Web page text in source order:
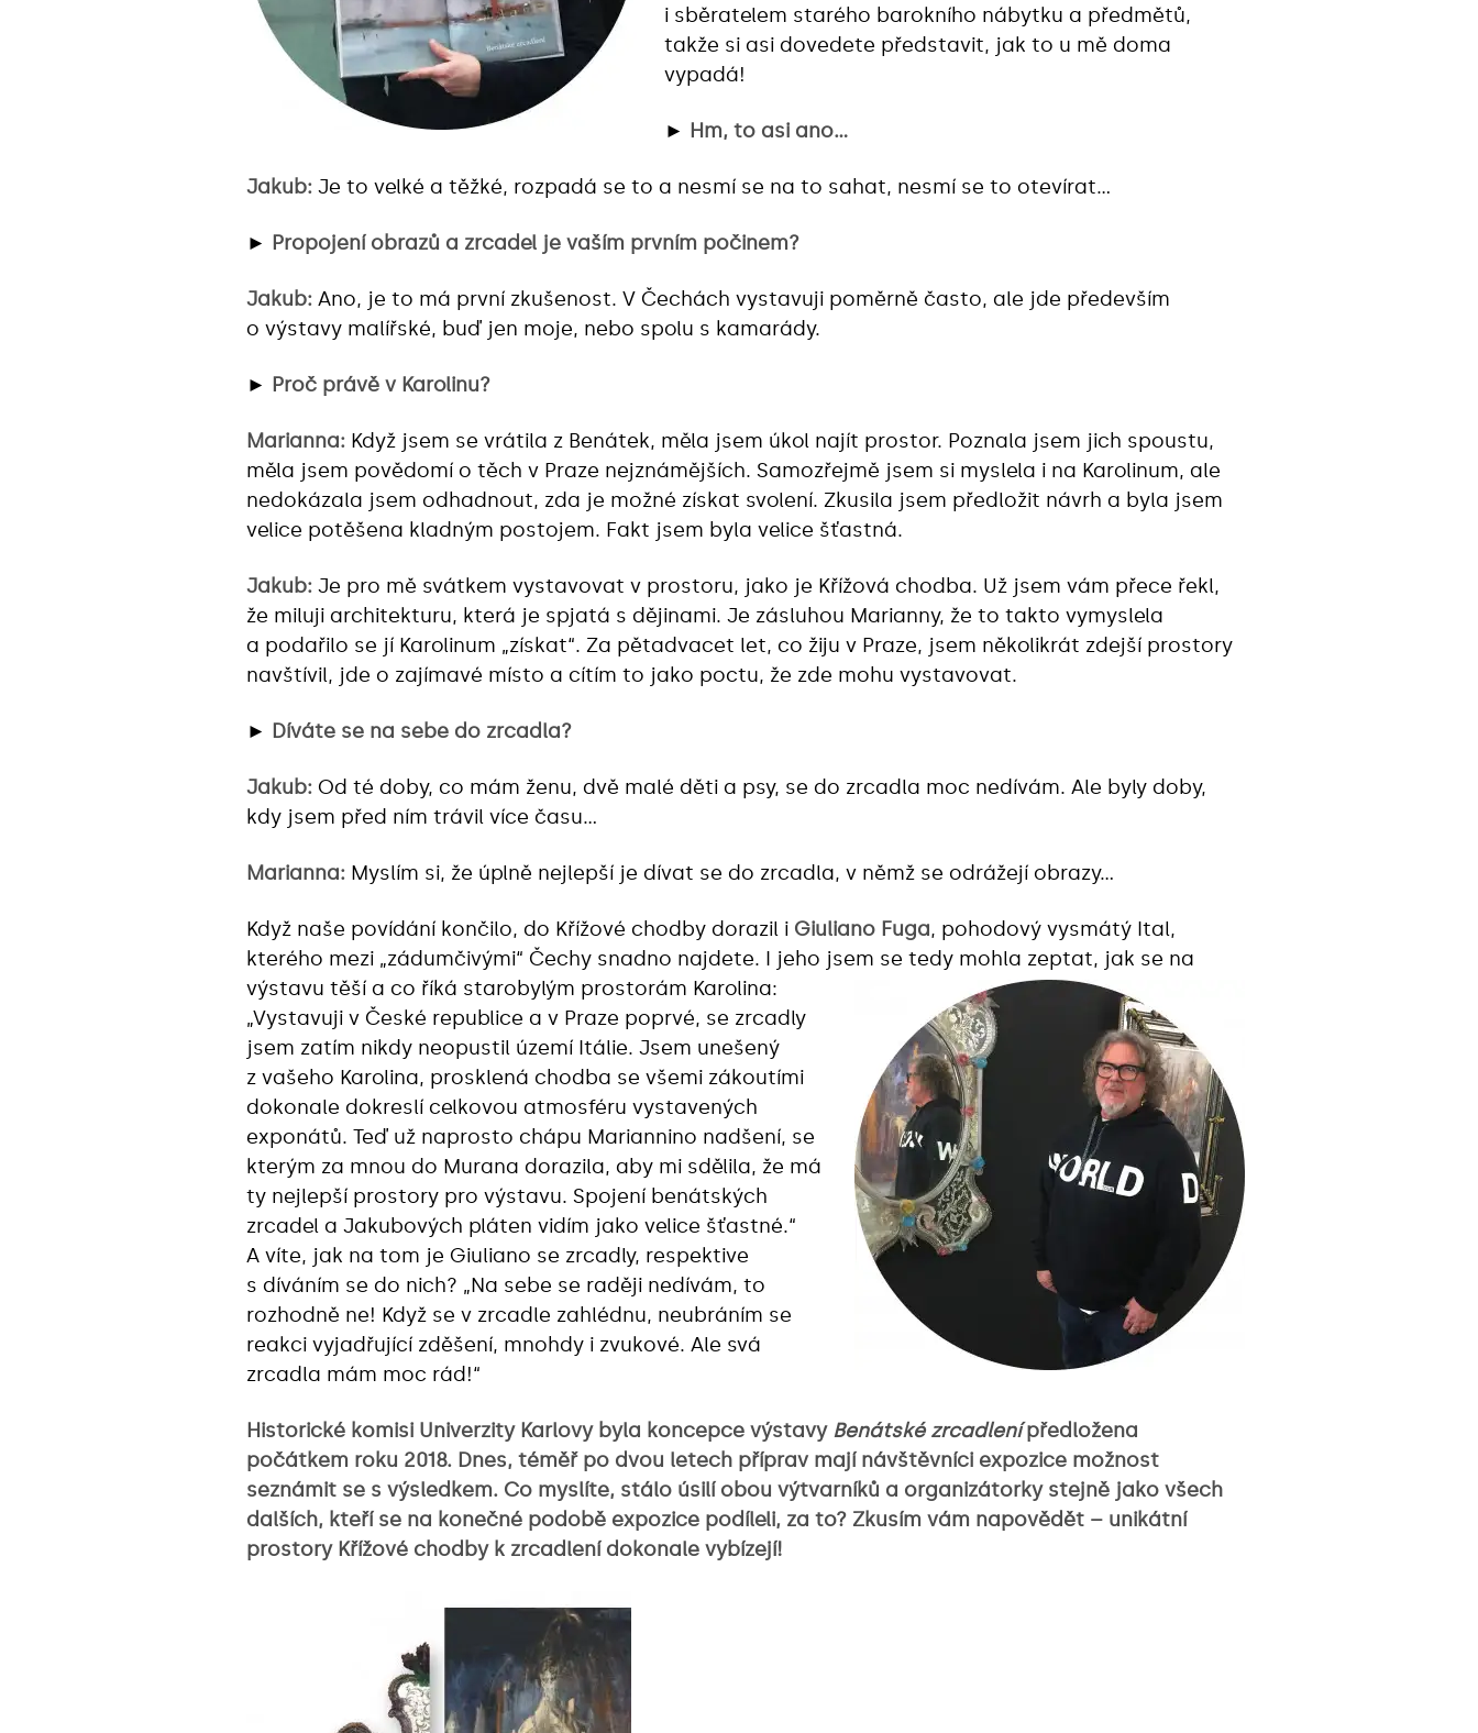
i sběratelem starého barokního nábytku a předmětů,
takže si asi dovedete představit, jak to u mě doma
vypadá!
► Hm, to asi ano…
Jakub: Je to velké a těžké, rozpadá se to a nesmí se na to sahat, nesmí se to otevírat…
► Propojení obrazů a zrcadel je vaším prvním počinem?
Jakub: Ano, je to má první zkušenost. V Čechách vystavuji poměrně často, ale jde především
o výstavy malířské, buď jen moje, nebo spolu s kamarády.
► Proč právě v Karolinu?
Marianna: Když jsem se vrátila z Benátek, měla jsem úkol najít prostor. Poznala jsem jich spoustu,
měla jsem povědomí o těch v Praze nejznámějších. Samozřejmě jsem si myslela i na Karolinum, ale
nedokázala jsem odhadnout, zda je možné získat svolení. Zkusila jsem předložit návrh a byla jsem
velice potěšena kladným postojem. Fakt jsem byla velice šťastná.
Jakub: Je pro mě svátkem vystavovat v prostoru, jako je Křížová chodba. Už jsem vám přece řekl,
že miluji architekturu, která je spjatá s dějinami. Je zásluhou Marianny, že to takto vymyslela
a podařilo se jí Karolinum „získat“. Za pětadvacet let, co žiju v Praze, jsem několikrát zdejší prostory
navštívil, jde o zajímavé místo a cítím to jako poctu, že zde mohu vystavovat.
► Díváte se na sebe do zrcadla?
Jakub: Od té doby, co mám ženu, dvě malé děti a psy, se do zrcadla moc nedívám. Ale byly doby,
kdy jsem před ním trávil více času…
Marianna: Myslím si, že úplně nejlepší je dívat se do zrcadla, v němž se odrážejí obrazy…
Když naše povídání končilo, do Křížové chodby dorazil i Giuliano Fuga, pohodový vysmátý Ital,
kterého mezi „zádumčivými“ Čechy snadno najdete. I jeho jsem se tedy mohla zeptat, jak se na
výstavu těší a co říká starobylým prostorám Karolina:
„Vystavuji v České republice a v Praze poprvé, se zrcadly
jsem zatím nikdy neopustil území Itálie. Jsem unešený
z vašeho Karolina, prosklená chodba se všemi zákoutími
dokonale dokreslí celkovou atmosféru vystavených
exponátů. Teď už naprosto chápu Mariannino nadšení, se
kterým za mnou do Murana dorazila, aby mi sdělila, že má
ty nejlepší prostory pro výstavu. Spojení benátských
zrcadel a Jakubových pláten vidím jako velice šťastné.“
A víte, jak na tom je Giuliano se zrcadly, respektive
s díváním se do nich? „Na sebe se raději nedívám, to
rozhodně ne! Když se v zrcadle zahlédnu, neubráním se
reakci vyjadřující zděšení, mnohdy i zvukové. Ale svá
zrcadla mám moc rád!“
Historické komisi Univerzity Karlovy byla koncepce výstavy Benátské zrcadlenípředložena
počátkem roku 2018. Dnes, téměř po dvou letech příprav mají návštěvníci expozice možnost
seznámit se s výsledkem. Co myslíte, stálo úsilí obou výtvarníků a organizátorky stejně jako všech
dalších, kteří se na konečné podobě expozice podíleli, za to? Zkusím vám napovědět – unikátní
prostory Křížové chodby k zrcadlení dokonale vybízejí!